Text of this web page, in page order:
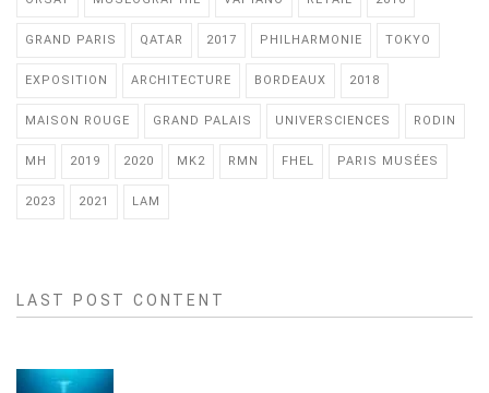
GRAND PARIS QATAR 2017 PHILHARMONIE TOKYO
EXPOSITION ARCHITECTURE BORDEAUX 2018
MAISON ROUGE GRAND PALAIS UNIVERSCIENCES RODIN
MH 2019 2020 MK2 RMN FHEL PARIS MUSÉES
2023 2021 LAM
LAST POST CONTENT